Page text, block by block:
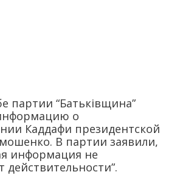
партии “Батьківщина”
о
Каддафи президентской
В партии заявили,
информация не
действительности”.